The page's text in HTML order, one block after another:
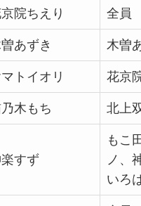
院ちえり 全員
あずき 木曽
トイオリ 花京
木もち 北上
すず
もこ
ノ、
いろ